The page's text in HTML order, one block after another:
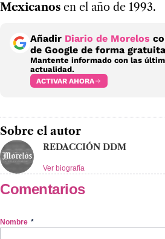
Mexicanos en el año de 1993.
Añadir Diario de Morelos
de Google de forma
Mantente informado con las
actualidad.
ACTIVAR AHORA
Sobre el autor
REDACCIÓN DDM
Ver biografía
Comentarios
Nombre *